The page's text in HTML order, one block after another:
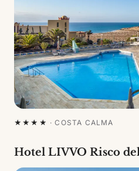
★★★★ ·COSTA CALMA
Hotel LIVVO Risco